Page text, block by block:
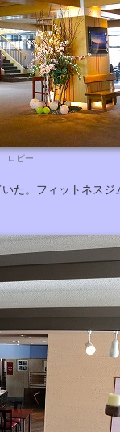
ロビー
た。フィットネス